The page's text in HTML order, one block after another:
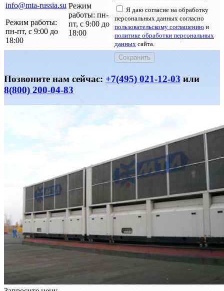
info@mta-russia.su
Режим работы:
пн-пт, с 9:00 до
18:00
Режим
работы: пн-
пт, с 9:00 до
18:00
Я даю согласие на обработку
персональных данных согласно
пользовательскому соглашению и
политике обработки персональных
данных сайта.
Позвоните нам сейчас: +7(495) 021-12-03 или
8(800) 200-04-83